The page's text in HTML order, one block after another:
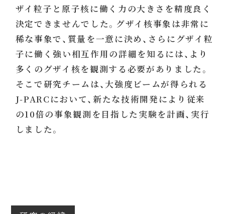
ザイ粒子と原子核に働く力の大きさを精度良く
決定できませんでした。グザイ核事象は非常に
稀な事象で、質量を一意に決め、さらにグザイ粒
子に働く強い相互作用の詳細を知るには、より
多くのグザイ核を観測する必要がありました。
そこで研究チームは、大強度ビームが得られる
J-PARCにおいて、新たな技術開発により従来
の10倍の事象観測を目指した実験を計画、実行
しました。